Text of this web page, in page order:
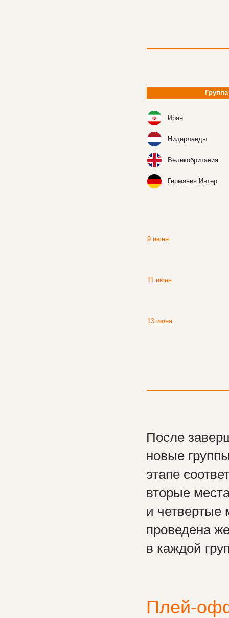
Иран
Нидерланды
Великобритания
Германия Интер
9 июня
11 июня
13 июня
После
новые
этапе
вторые
и четвертые
проведена
в каждой
Плей-